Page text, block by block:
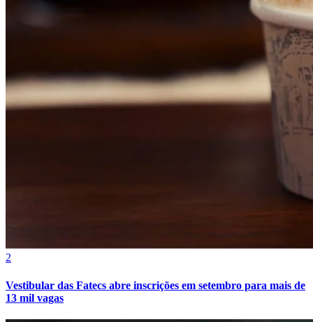
2
Vestibular das Fatecs abre inscrições em setembro para mais de
13 mil vagas